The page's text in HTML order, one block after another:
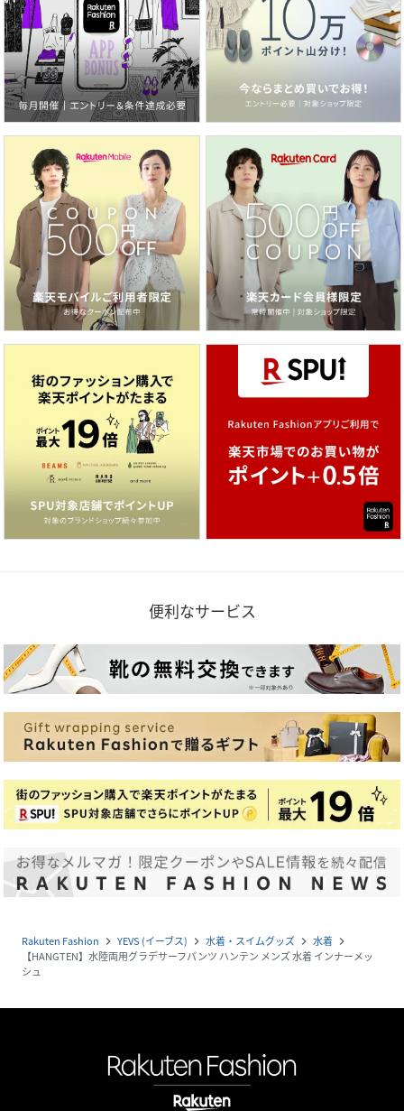
便利なサービス
Rakuten Fashion navigate_next YEVS (イーブス) navigate_next 水着・スイムグッズ navigate_next 水着 navigate_next
【HANGTEN】水陸両用グラデサーフパンツ ハンテン メンズ 水着 インナーメッ
シュ